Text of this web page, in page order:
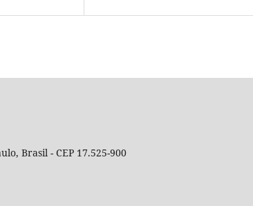
Brasil - CEP 17.525-900